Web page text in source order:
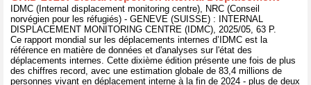
IDMC (Internal displacement monitoring centre), NRC (Conseil
norvégien pour les réfugiés) - GENEVE (SUISSE) : INTERNAL
DISPLACEMENT MONITORING CENTRE (IDMC), 2025/05, 63 P.
Ce rapport mondial sur les déplacements internes d’IDMC est la
référence en matière de données et d'analyses sur l'état des
déplacements internes. Cette dixième édition présente une fois de plus
des chiffres record, avec une estimation globale de 83,4 millions de
personnes vivant en déplacement interne à la fin de 2024 - plus de deux